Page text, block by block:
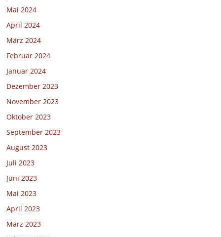
Mai 2024
April 2024
März 2024
Februar 2024
Januar 2024
Dezember 2023
November 2023
Oktober 2023
September 2023
August 2023
Juli 2023
Juni 2023
Mai 2023
April 2023
März 2023